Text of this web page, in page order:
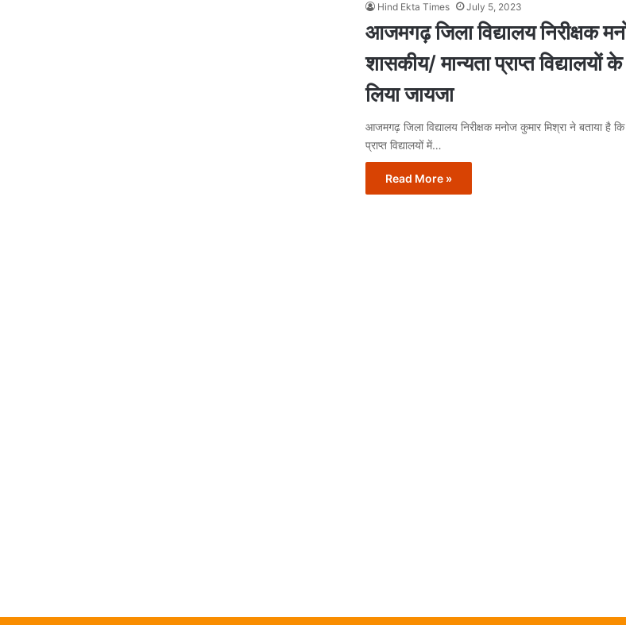
Hind Ekta Times July 5, 2023
आजमगढ़ जिला विद्यालय निरीक्षक
शासकीय/ मान्यता प्राप्त
लिया जायजा
आजमगढ़ जिला विद्यालय निरीक्षक मनोज कुमार मिश्रा ने बताया है
प्राप्त विद्यालयों में…
Read More »